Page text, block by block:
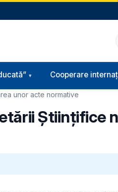
Cooperare
unor acte normative
Ştiinţifice